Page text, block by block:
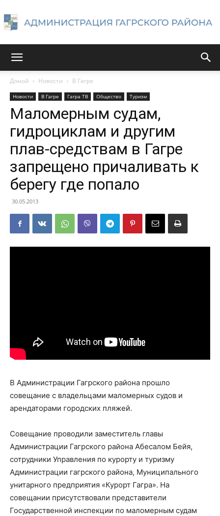
Гагрского
района
Домой Новости В Гагре
Новости В Гагре Гагра ТВ Общество Туризм
Маломерным судам,
гидроциклам и другим
плав-средствам в Гагре
запрещено причаливать к
берегу где попало
30.05.2013
В Администрации Гагрского района прошло
совещание с владельцами маломерных судов и
арендаторами городских пляжей.
Совещание проводили заместитель главы
Администрации Гагрского района Абесалом Бейя,
сотрудники Управления по курорту и туризму
Администрации гагрского района, Муниципального
унитарного предприятия «Курорт Гагра». На
совещании присутствовали представители
Государственной инспекции по маломерным судам